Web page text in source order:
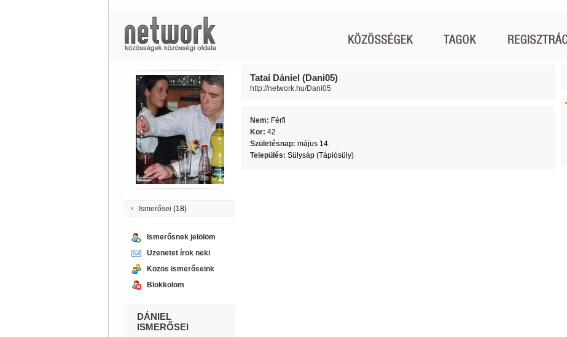
Ismerősei (18)
Ismerősnek jelölöm
Üzenetet írok neki
Közös ismerőseink
Blokkolom
DÁNIEL
ISMERŐSEI
Tatai Dániel (Dani05)
http://network.hu/Dani05
Nem: Férfi
Kor: 42
Születésnap: május 14.
Település: Sülysáp (Tápiósüly)